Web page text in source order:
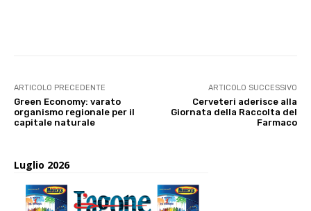
ARTICOLO PRECEDENTE
Green Economy: varato
organismo regionale per il
capitale naturale
ARTICOLO SUCCESSIVO
Cerveteri aderisce alla
Giornata della Raccolta del
Farmaco
Luglio 2026